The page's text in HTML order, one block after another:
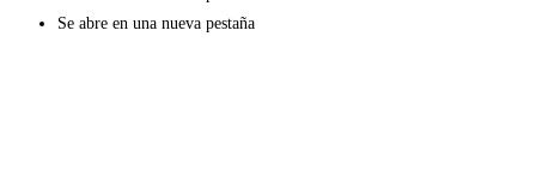
Se abre en una nueva pestaña